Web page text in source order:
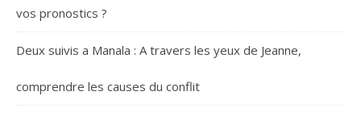
vos pronostics ?
Deux suivis a Manala : A travers les yeux de Jeanne,
comprendre les causes du conflit